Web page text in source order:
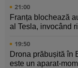
21:00
Franța blochează
al Tesla, invocând
19:50
Drona prăbușită în
este un aparat-